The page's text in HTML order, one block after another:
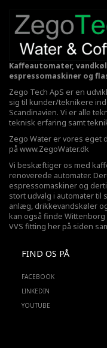
Kaffeautomater,
espressomaskiner og
Zego Tech ApS er en
sig til kunder/teknikere
Scandinavien. Vi er alle
teknisk erfaring samt
Zego Water er vores eget
på www.ZegoWater.dk
Vi beskæftiger os med
renoverede automater.
espressomaskiner og
stort udvalg i automater til
anlæg, drikkevandskøler
kan også finde
VVS fitting her på siden
FIND OS PÅ
FACEBOOK
LINKEDIN
YOUTUBE